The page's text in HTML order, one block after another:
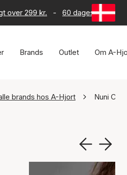
over 299 kr. - 60 dages returret
Brands Outlet Om A-
brands hos A-Hjort Nuni